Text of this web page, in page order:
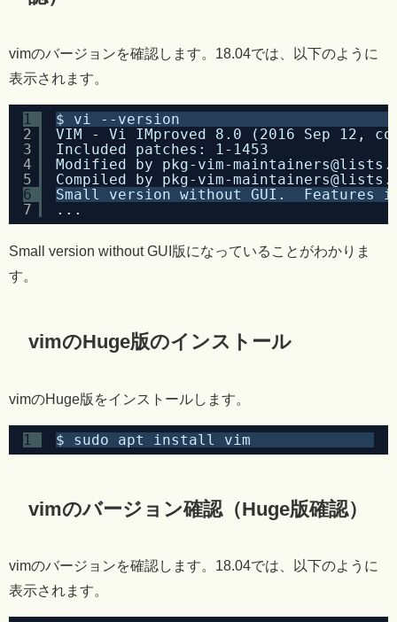
vimのバージョンを確認します。18.04では、以下のように
表示されます。
1
2
3
4
5
6
7
$ vi --version
VIM - Vi IMproved 8.0 (2016 Sep 12,
Included patches: 1-1453
Modified by pkg-vim-
Compiled by pkg-vim-
Small version without GUI.
...
Small version without GUI版になっていることがわかりま
す。
vimのHuge版のインストール
vimのHuge版をインストールします。
1 $ sudo apt install vim
vimのバージョン確認（Huge版確認）
vimのバージョンを確認します。18.04では、以下のように
表示されます。